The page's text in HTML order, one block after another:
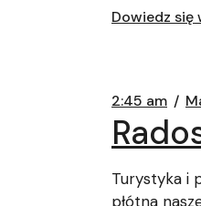
Dowiedz się
2:45 am
Turystyka i
płótna